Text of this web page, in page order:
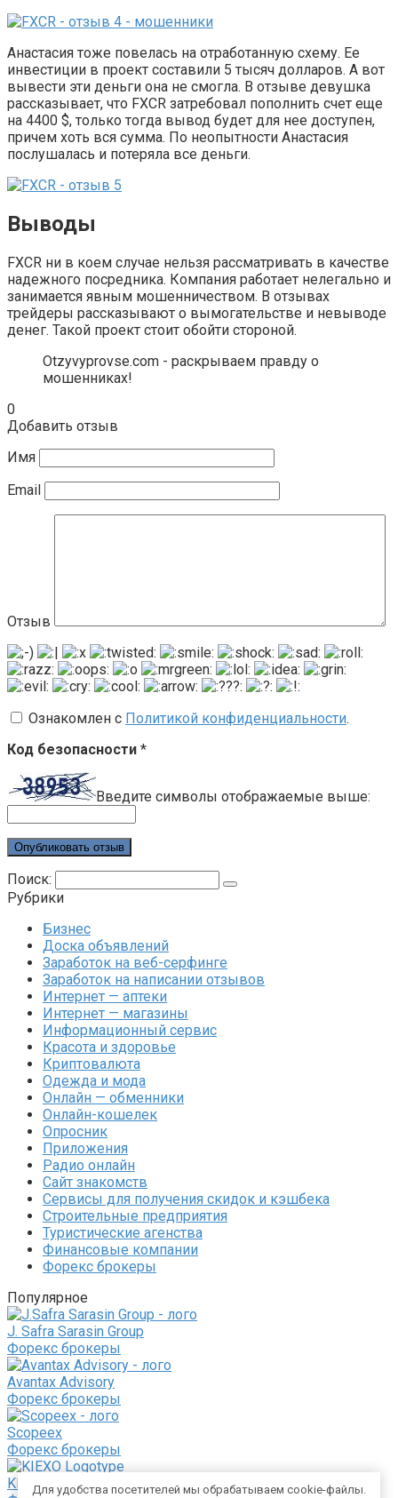
Анастасия тоже повелась на отработанную схему. Ее
инвестиции в проект составили 5 тысяч долларов. А вот
вывести эти деньги она не смогла. В отзыве девушка
рассказывает, что FXCR затребовал пополнить счет еще
на 4400 $, только тогда вывод будет для нее доступен,
причем хоть вся сумма. По неопытности Анастасия
послушалась и потеряла все деньги.
Выводы
FXCR ни в коем случае нельзя рассматривать в качестве
надежного посредника. Компания работает нелегально и
занимается явным мошенничеством. В отзывах
трейдеры рассказывают о вымогательстве и невыводе
денег. Такой проект стоит обойти стороной.
Otzyvyprovse.com - раскрываем правду о
мошенниках!
0
Добавить отзыв
Имя
Email
Отзыв
Ознакомлен с Политикой конфиденциальности.
Код безопасности *
Введите символы отображаемые выше:
Поиск:
Рубрики
Бизнес
Доска объявлений
Заработок на веб-серфинге
Заработок на написании отзывов
Интернет — аптеки
Интернет — магазины
Информационный сервис
Красота и здоровье
Криптовалюта
Одежда и мода
Онлайн — обменники
Онлайн-кошелек
Опросник
Приложения
Радио онлайн
Сайт знакомств
Сервисы для получения скидок и кэшбека
Строительные предприятия
Туристические агенства
Финансовые компании
Форекс брокеры
Популярное
J. Safra Sarasin Group
Форекс брокеры
Avantax Advisory
Форекс брокеры
Scopeex
Форекс брокеры
KIEXO.COM
Для удобства посетителей мы обрабатываем cookie-файлы.